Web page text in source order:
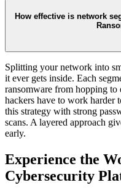
How effective is network
Splitting your network into
it ever gets inside. Each
ransomware from hopping to
hackers have to work harder
this strategy with strong
scans. A layered approach
early.
Experience the
Cybersecurity